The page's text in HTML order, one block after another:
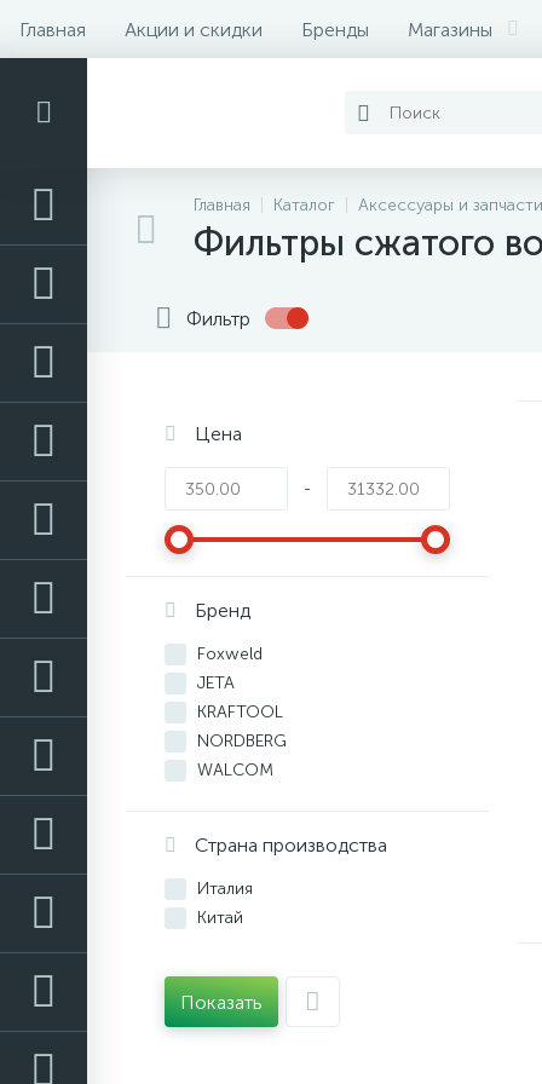
Главная Акции и скидки Бренды Магазины
Главная Каталог Аксессуары и
Фильтры сжатого
Фильтр
Цена
-
Бренд
Foxweld
JETA
KRAFTOOL
NORDBERG
WALCOM
Страна производства
Италия
Китай
Показать